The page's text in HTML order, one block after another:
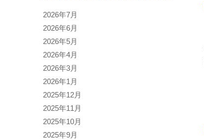
2026年7月
2026年6月
2026年5月
2026年4月
2026年3月
2026年1月
2025年12月
2025年11月
2025年10月
2025年9月